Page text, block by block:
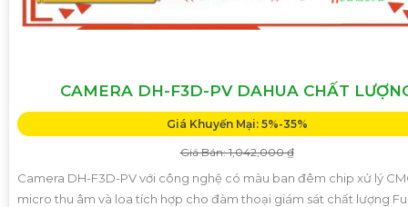
CAMERA DH-F3D-PV DAHUA CHẤT
Giá Khuyến Mại: 5%-35%
Giá Bán: 1,042,000 ₫
Camera DH-F3D-PV với công nghệ có màu ban đêm chip xử lý
micro thu âm và loa tích hợp cho đàm thoại giám sát chất lượng